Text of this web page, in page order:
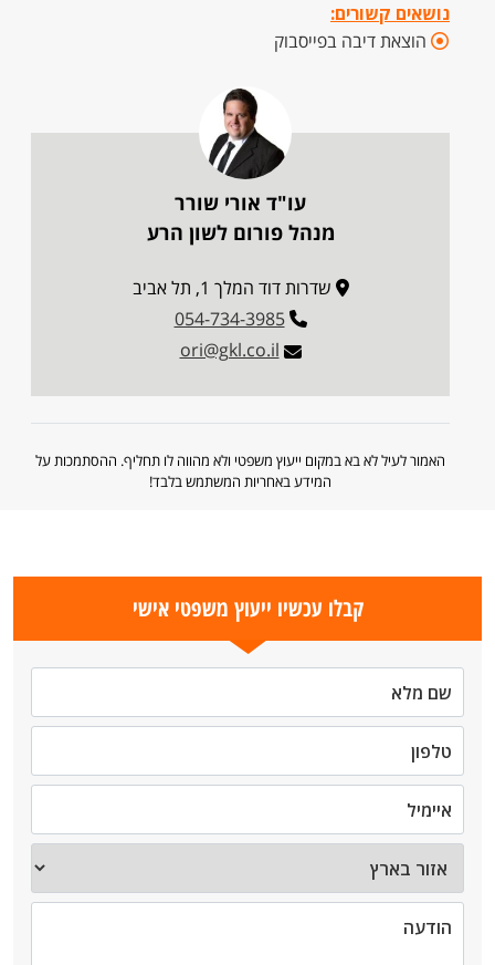
נושאים קשורים:
הוצאת דיבה בפייסבוק
עו"ד אורי שורר
מנהל פורום לשון הרע
שדרות דוד המלך 1, תל אביב
054-734-3985
ori@gkl.co.il
האמור לעיל לא בא במקום ייעוץ משפטי ולא מהווה לו תחליף. ההסתמכות על
המידע באחריות המשתמש בלבד!
קבלו עכשיו ייעוץ משפטי אישי